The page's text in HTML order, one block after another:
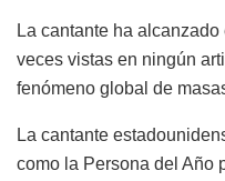
La cantante ha
veces vistas en ningún
fenómeno global de
La cantante
como la Persona del Año